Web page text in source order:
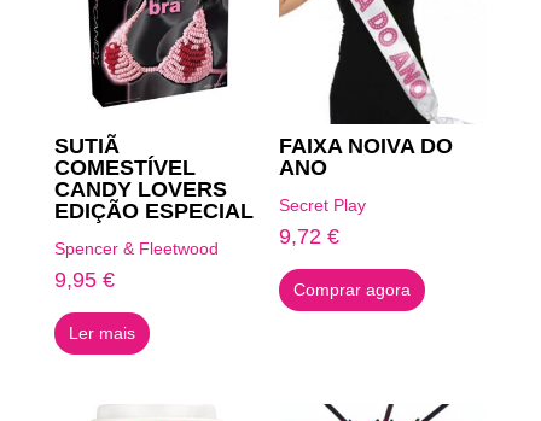
SUTIÃ
COMESTÍVEL
CANDY LOVERS
EDIÇÃO ESPECIAL
Spencer & Fleetwood
9,95 €
Ler mais
FAIXA NOIVA DO
ANO
Secret Play
9,72€
Comprar agora